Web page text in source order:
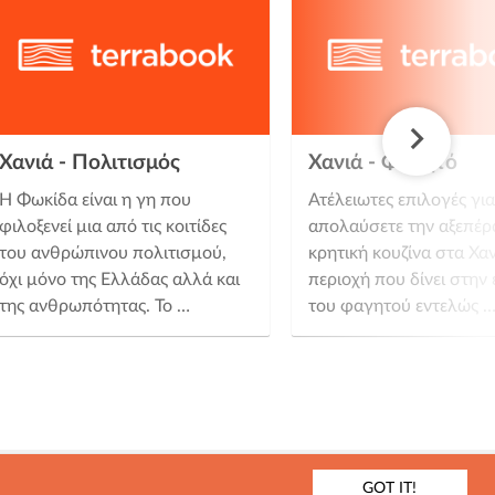
GOT IT!
Χανιά - Πολιτισμός
Η Φωκίδα είναι η γη που
φιλοξενεί μια από τις κοιτίδες
του ανθρώπινου πολιτισμού,
όχι μόνο της Ελλάδας αλλά και
της ανθρωπότητας. Το …
Χανιά - Φαγητό
Ατέλειωτες επιλογές
απολαύσετε την
κρητική κουζίνα στα
περιοχή που δίνει στην
του φαγητού εντελώς …